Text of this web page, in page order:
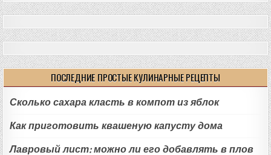
ПОСЛЕДНИЕ ПРОСТЫЕ КУЛИНАРНЫЕ РЕЦЕПТЫ
Сколько сахара класть в компот из яблок
Как приготовить квашеную капусту дома
Лавровый лист: можно ли его добавлять в плов